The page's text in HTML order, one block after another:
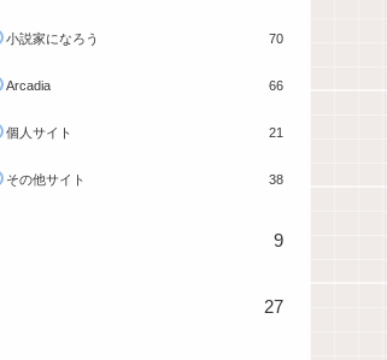
小説家になろう 70
Arcadia 66
個人サイト 21
その他サイト 38
9
27